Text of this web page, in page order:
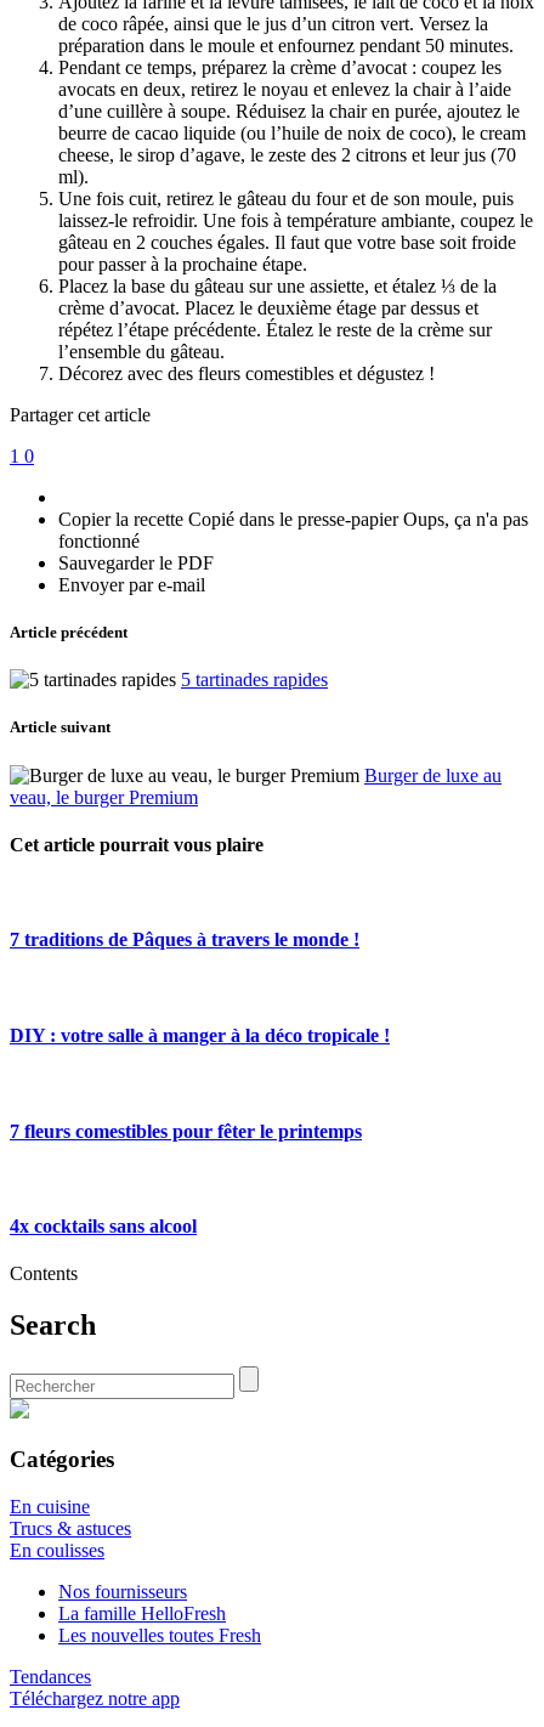
de coco râpée, ainsi que le jus d’un citron vert. Versez la
préparation dans le moule et enfournez pendant 50 minutes.
Pendant ce temps, préparez la crème d’avocat : coupez les
avocats en deux, retirez le noyau et enlevez la chair à l’aide
d’une cuillère à soupe. Réduisez la chair en purée, ajoutez le
beurre de cacao liquide (ou l’huile de noix de coco), le cream
cheese, le sirop d’agave, le zeste des 2 citrons et leur jus (70
ml).
Une fois cuit, retirez le gâteau du four et de son moule, puis
laissez-le refroidir. Une fois à température ambiante, coupez le
gâteau en 2 couches égales. Il faut que votre base soit froide
pour passer à la prochaine étape.
Placez la base du gâteau sur une assiette, et étalez ⅓ de la
crème d’avocat. Placez le deuxième étage par dessus et
répétez l’étape précédente. Étalez le reste de la crème sur
l’ensemble du gâteau.
Décorez avec des fleurs comestibles et dégustez !
Partager cet article
1 0
Copier la recette Copié dans le presse-papier Oups, ça n'a pas
fonctionné
Sauvegarder le PDF
Envoyer par e-mail
Article précédent
5 tartinades rapides
Article suivant
Burger de luxe au
veau, le burger Premium
Cet article pourrait vous plaire
7 traditions de Pâques à travers le monde !
DIY : votre salle à manger à la déco tropicale !
7 fleurs comestibles pour fêter le printemps
4x cocktails sans alcool
Contents
Search
Catégories
En cuisine
Trucs & astuces
En coulisses
Nos fournisseurs
La famille HelloFresh
Les nouvelles toutes Fresh
Tendances
Téléchargez notre app